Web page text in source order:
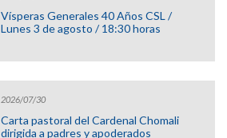
Vísperas Generales 40 Años CSL /
Lunes 3 de agosto / 18:30 horas
2026/07/30
Carta pastoral del Cardenal Chomali
dirigida a padres y apoderados